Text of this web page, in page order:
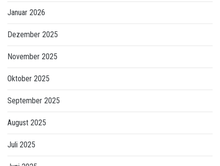
Januar 2026
Dezember 2025
November 2025
Oktober 2025
September 2025
August 2025
Juli 2025